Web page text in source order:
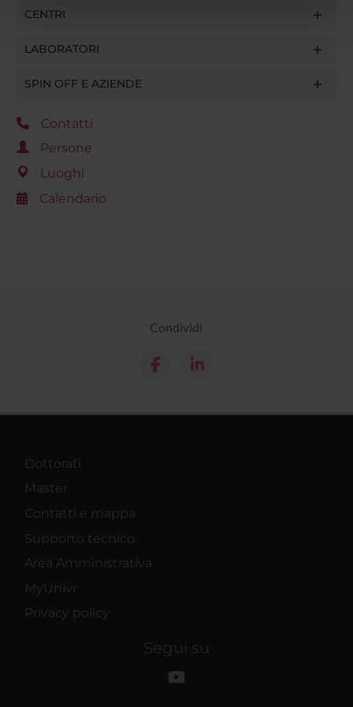
pubblicità e social media, i quali potrebbero combinarle
raccolto dal tuo utilizzo dei loro servizi.
CENTRI
LABORATORI
SPIN OFF E AZIENDE
Contatti
Persone
Luoghi
Calendario
Condividi
Dottorati
Master
Contatti e mappa
Supporto tecnico
Area Amministrativa
MyUnivr
Privacy policy
Segui su